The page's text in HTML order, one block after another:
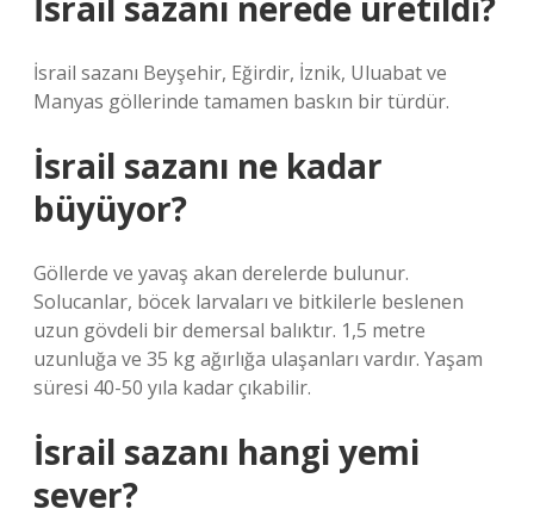
İsrail sazanı Beyşehir, Eğirdir, İznik, Uluabat ve
Manyas göllerinde tamamen baskın bir türdür.
İsrail sazanı ne kadar
büyüyor?
Göllerde ve yavaş akan derelerde bulunur.
Solucanlar, böcek larvaları ve bitkilerle beslenen
uzun gövdeli bir demersal balıktır. 1,5 metre
uzunluğa ve 35 kg ağırlığa ulaşanları vardır. Yaşam
süresi 40-50 yıla kadar çıkabilir.
İsrail sazanı hangi yemi
sever?